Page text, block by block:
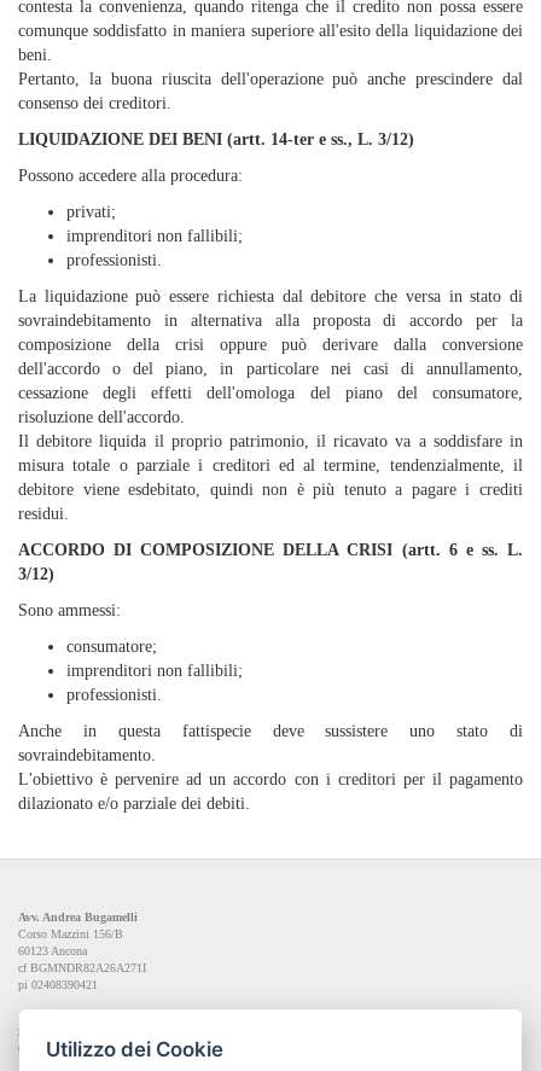
contesta la convenienza, quando ritenga che il credito non possa essere
comunque soddisfatto in maniera superiore all'esito della liquidazione dei
beni.
Pertanto, la buona riuscita dell'operazione può anche prescindere dal
consenso dei creditori.
LIQUIDAZIONE DEI BENI (artt. 14-ter e ss., L. 3/12)
Possono accedere alla procedura:
privati;
imprenditori non fallibili;
professionisti.
La liquidazione può essere richiesta dal debitore che versa in stato di
sovraindebitamento in alternativa alla proposta di accordo per la
composizione della crisi oppure può derivare dalla conversione
dell'accordo o del piano, in particolare nei casi di annullamento,
cessazione degli effetti dell'omologa del piano del consumatore,
risoluzione dell'accordo.
Il debitore liquida il proprio patrimonio, il ricavato va a soddisfare in
misura totale o parziale i creditori ed al termine, tendenzialmente, il
debitore viene esdebitato, quindi non è più tenuto a pagare i crediti
residui.
ACCORDO DI COMPOSIZIONE DELLA CRISI (artt. 6 e ss. L.
3/12)
Sono ammessi:
consumatore;
imprenditori non fallibili;
professionisti.
Anche in questa fattispecie deve sussistere uno stato di
sovraindebitamento.
L'obiettivo è pervenire ad un accordo con i creditori per il pagamento
dilazionato e/o parziale dei debiti.
Avv. Andrea Bugamelli
Corso Mazzini 156/B
60123 Ancona
cf BGMNDR82A26A271I
pi 02408390421
Sede operativa
Corso Mazzini 156/B, 60123 Ancona
Utilizzo dei Cookie